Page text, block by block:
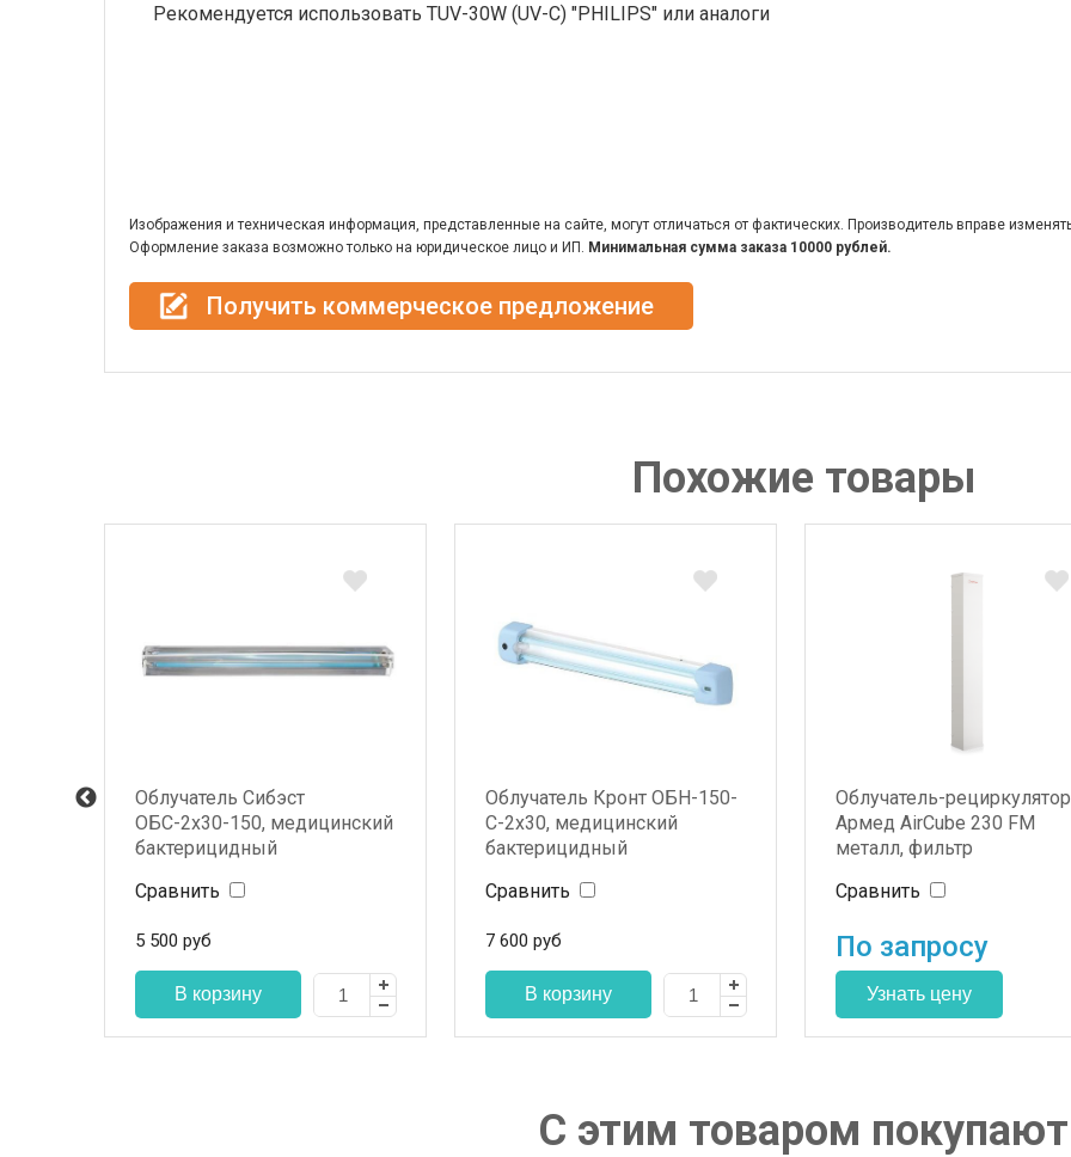
Рекомендуется использовать TUV-30W (UV-C) "PHILIPS" или аналоги
Изображения и техническая информация, представленные на сайте, могут отличаться от фактических. Производитель вправе
Оформление заказа возможно только на юридическое лицо и ИП. Минимальная сумма заказа 10000 рублей.
Получить коммерческое предложение
Похожие товары
Облучатель Сибэст
ОБС-2х30-150, медицинский
бактерицидный
Сравнить
5 500 руб
Облучатель Кронт ОБН-150-
С-2x30, медицинский
бактерицидный
Сравнить
7 600 руб
Облучатель-рециркулятор
Армед AirCube 230 FM
металл, фильтр
Сравнить
По запросу
С этим товаром покупают